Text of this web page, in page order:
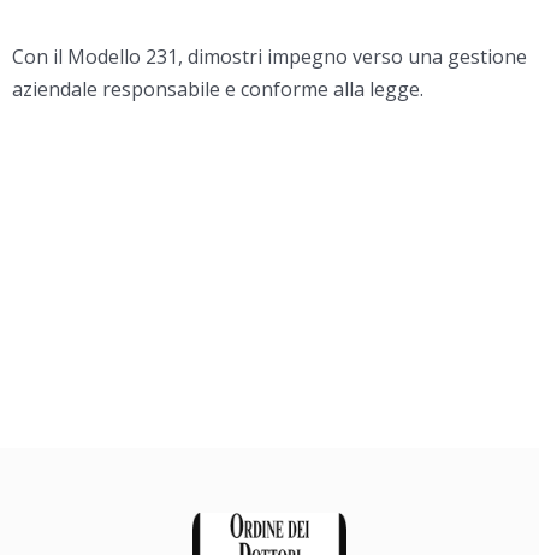
Con il Modello 231, dimostri impegno verso una gestione
aziendale responsabile e conforme alla legge.